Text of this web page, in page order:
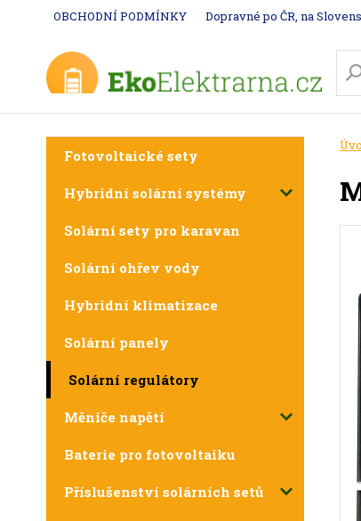
OBCHODNÍ PODMÍNKY Dopravné po ČR, na
Fotovoltaické sety
Hybridní solární systémy
Solární sety pro karavan
Solární ohřev vody
Hybridní klimatizace
Solární panely
Solární regulátory
Měniče napětí
Baterie pro fotovoltaiku
Příslušenství solárních setů